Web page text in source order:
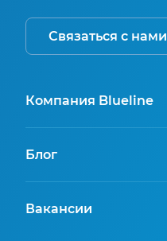
Связаться с нами
Компания Blueline
Блог
Вакансии